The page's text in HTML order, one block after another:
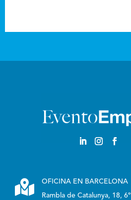

OFICINA EN BARCELONA
Rambla de Catalunya, 18, 6º